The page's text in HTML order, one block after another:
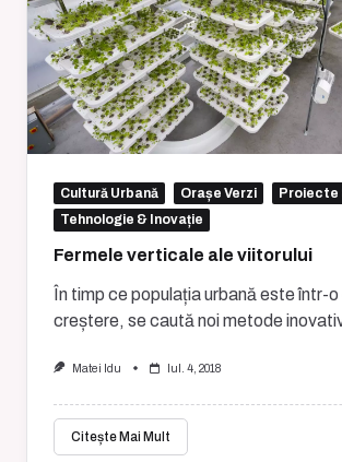
Cultură Urbană Orașe Verzi
Proiecte
Tehnologie & Inovație
Fermele verticale ale viitorului
În timp ce populația urbană este într-
creștere, se caută noi metode
Matei Idu Iul. 4, 2018
Citește Mai Mult